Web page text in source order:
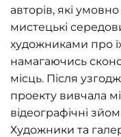
авторів, які
мистецькі
художниками про
намагаючись
місць. Після
проекту вивчала
відеографічні
Художники та